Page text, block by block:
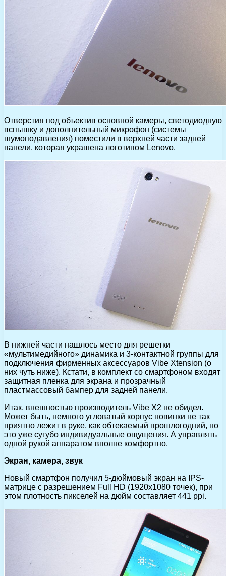
Отверстия под объектив основной камеры, светодиодную
вспышку и дополнительный микрофон (системы
шумоподавления) поместили в верхней части задней
панели, которая украшена логотипом Lenovo.
В нижней части нашлось место для решетки
«мультимедийного» динамика и 3-контактной группы для
подключения фирменных аксессуаров Vibe Xtension (о
них чуть ниже). Кстати, в комплект со смартфоном входят
защитная пленка для экрана и прозрачный
пластмассовый бампер для задней панели.
Итак, внешностью производитель Vibe X2 не обидел.
Может быть, немного угловатый корпус новинки не так
приятно лежит в руке, как обтекаемый прошлогодний, но
это уже сугубо индивидуальные ощущения. А управлять
одной рукой аппаратом вполне комфортно.
Экран, камера, звук
Новый смартфон получил 5-дюймовый экран на IPS-
матрице с разрешением Full HD (1920х1080 точек), при
этом плотность пикселей на дюйм составляет 441 ppi.